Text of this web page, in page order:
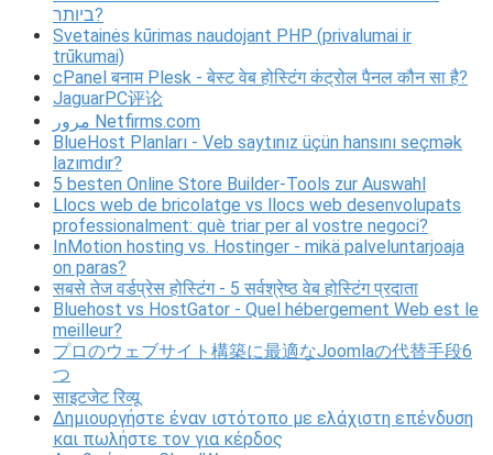
ביותר?
Svetainės kūrimas naudojant PHP (privalumai ir
trūkumai)
cPanel बनाम Plesk - बेस्ट वेब होस्टिंग कंट्रोल पैनल कौन सा है?
JaguarPC评论
مرور Netfirms.com
BlueHost Planları - Veb saytınız üçün hansını seçmək
lazımdır?
5 besten Online Store Builder-Tools zur Auswahl
Llocs web de bricolatge vs llocs web desenvolupats
professionalment: què triar per al vostre negoci?
InMotion hosting vs. Hostinger - mikä palveluntarjoaja
on paras?
सबसे तेज वर्डप्रेस होस्टिंग - 5 सर्वश्रेष्ठ वेब होस्टिंग प्रदाता
Bluehost vs HostGator - Quel hébergement Web est le
meilleur?
プロのウェブサイト構築に最適なJoomlaの代替手段6
つ
साइटजेट रिव्यू
Δημιουργήστε έναν ιστότοπο με ελάχιστη επένδυση
και πωλήστε τον για κέρδος